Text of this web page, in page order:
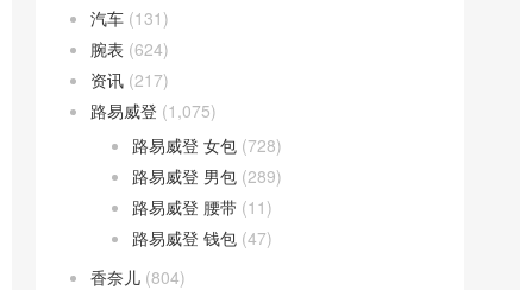
汽车 (131)
腕表 (624)
资讯 (217)
路易威登 (1,075)
路易威登 女包 (728)
路易威登 男包 (289)
路易威登 腰带 (11)
路易威登 钱包 (47)
香奈儿 (804)